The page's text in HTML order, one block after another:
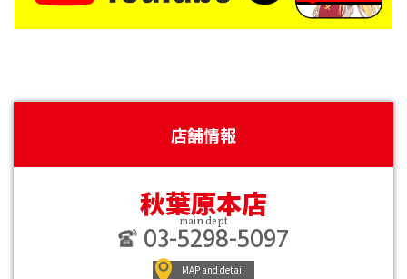
店舗情報
秋葉原本店
main dept
03-5298-5097
MAP and detail